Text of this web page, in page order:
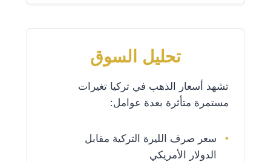
تحليل السوق
تشهد أسعار الذهب في تركيا تغيرات
مستمرة متأثرة بعدة عوامل:
سعر صرف الليرة التركية مقابل
الدولار الأمريكي